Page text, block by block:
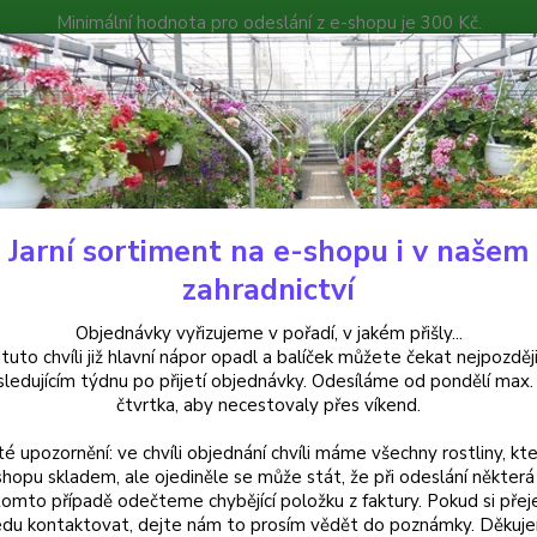
Minimální hodnota pro odeslání z e-shopu je 300 Kč.
můžete čekat nejpozději v následujícím týdnu po přijetí
Poradna Kontakty
Hledat
Fuchsie Blue Satin Fuchsie - cena za kus v 3-kusovém balení
Satin Fuchsie - cena za kus v
Blue
bílo-
celý
Jarní sortiment na e-shopu i v našem
zahradnictví
Objednávky vyřizujeme v pořadí, v jakém přišly...
chvíli již hlavní nápor opadl a balíček můžete čekat
týdnu po přijetí objednávky. Odesíláme od pondělí
čtvrtka, aby necestovaly přes víkend.
upozornění: ve chvíli objednání chvíli máme všechny rostliny,
skladem, ale ojediněle se může stát, že při odeslání některá
případě odečteme chybějící položku z faktury. Pokud si
kontaktovat, dejte nám to prosím vědět do poznámky.